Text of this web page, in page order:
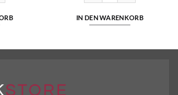
IN DEN WARENKORB